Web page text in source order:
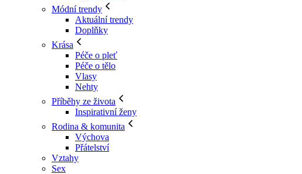
Módní trendy
Aktuální trendy
Doplňky
Krása
Péče o pleť
Péče o tělo
Vlasy
Nehty
Příběhy ze života
Inspirativní ženy
Rodina & komunita
Výchova
Přátelství
Vztahy
Sex